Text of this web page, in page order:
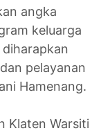
angka
keluarga
pelayanan
Hamenang.
Klaten Warsiti